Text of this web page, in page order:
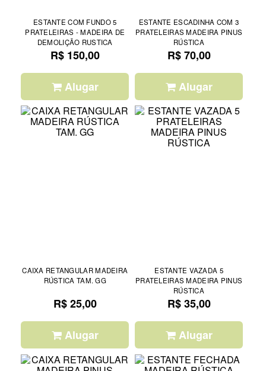
ESTANTE COM FUNDO 5
PRATELEIRAS - MADEIRA DE
DEMOLIÇÃO RUSTICA
R$ 150,00
Alugar
ESTANTE ESCADINHA COM 3
PRATELEIRAS MADEIRA PINUS
RÚSTICA
R$ 70,00
Alugar
CAIXA RETANGULAR MADEIRA
RÚSTICA TAM. GG
R$ 25,00
Alugar
ESTANTE VAZADA 5
PRATELEIRAS MADEIRA PINUS
RÚSTICA
R$ 35,00
Alugar